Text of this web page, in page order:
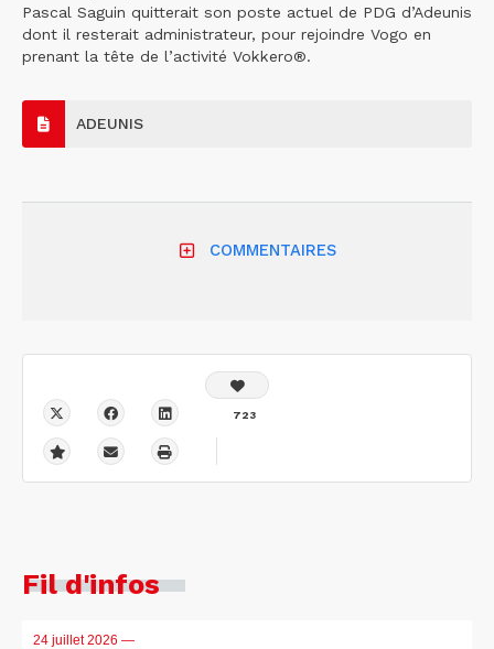
Pascal Saguin quitterait son poste actuel de PDG d’Adeunis
dont il resterait administrateur, pour rejoindre Vogo en
prenant la tête de l’activité Vokkero®.
ADEUNIS
COMMENTAIRES
723
Fil d'infos
24 juillet 2026 —